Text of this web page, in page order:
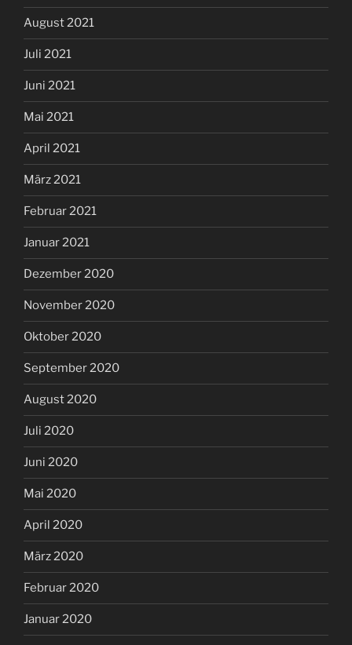
August 2021
Juli 2021
Juni 2021
Mai 2021
April 2021
März 2021
Februar 2021
Januar 2021
Dezember 2020
November 2020
Oktober 2020
September 2020
August 2020
Juli 2020
Juni 2020
Mai 2020
April 2020
März 2020
Februar 2020
Januar 2020